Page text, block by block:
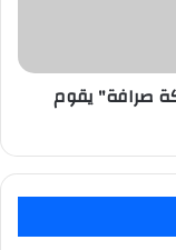
صرافة" يقوم